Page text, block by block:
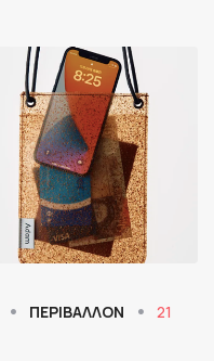
ΠΕΡΙΒΑΛΛΟΝ
21